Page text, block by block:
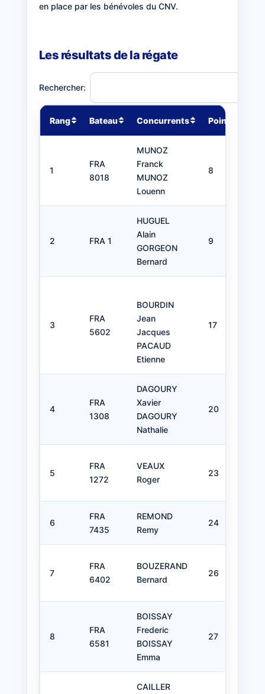
en place par les bénévoles du CNV.
Les résultats de la régate
Rechercher:
Rang Bateau Concurrents Points
1
FRA
8018
MUNOZ
Franck
MUNOZ
Louenn
8
2 FRA 1
HUGUEL
Alain
GORGEON
Bernard
9
3
FRA
5602
BOURDIN
Jean
Jacques
PACAUD
Etienne
17
4
FRA
1308
DAGOURY
Xavier
DAGOURY
Nathalie
20
5
FRA
1272
VEAUX
Roger
23
6
FRA
7435
REMOND
Remy
24
7
FRA
6402
BOUZERAND
Bernard
26
8
FRA
6581
BOISSAY
Frederic
BOISSAY
Emma
27
CAILLER